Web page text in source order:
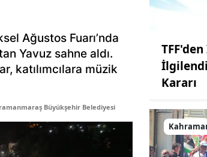
Ağustos Fuarı’nda
Yavuz sahne aldı.
katılımcılara müzik
Büyükşehir Belediyesi
Kararı